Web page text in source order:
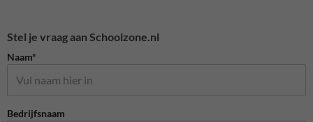
Stel je vraag aan Schoolzone.nl
Naam*
Bedrijfsnaam